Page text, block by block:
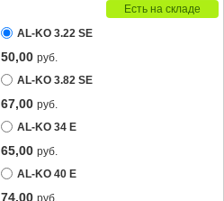
Есть на складе
AL-KO 3.22 SE
50,00руб.
AL-KO 3.82 SE
67,00руб.
AL-KO 34 E
65,00руб.
AL-KO 40 E
74,00руб.